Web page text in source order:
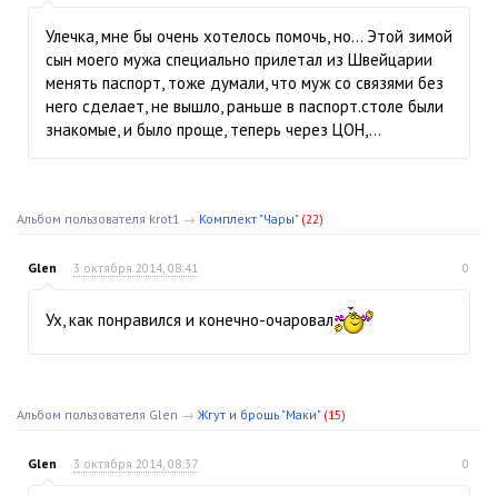
Улечка, мне бы очень хотелось помочь, но… Этой зимой
сын моего мужа специально прилетал из Швейцарии
менять паспорт, тоже думали, что муж со связями без
него сделает, не вышло, раньше в паспорт.столе были
знакомые, и было проще, теперь через ЦОН,…
Альбом пользователя krot1 → Комплект "Чары" (22)
Glen 3 октября 2014, 08:41 0
Ух, как понравился и конечно-очаровал
Альбом пользователя Glen → Жгут и брошь "Маки" (15)
Glen 3 октября 2014, 08:37 0